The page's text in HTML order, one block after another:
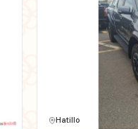
Hatillo